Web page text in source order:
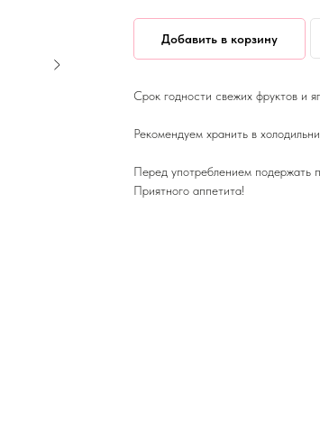
Добавить в корзину
Срок годности свежих фруктов и
Рекомендуем хранить в
Перед употреблением подержать
Приятного аппетита!